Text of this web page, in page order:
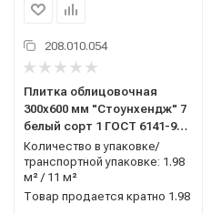
208.010.054
Плитка облицовочная
300x600 мм "Стоунхендж" 7
белый сорт 1 ГОСТ 6141-91
Керамин (Беларусь)
Количество в упаковке/
транспортной упаковке: 1.98
м² / 11 м²
Товар продается кратно 1.98